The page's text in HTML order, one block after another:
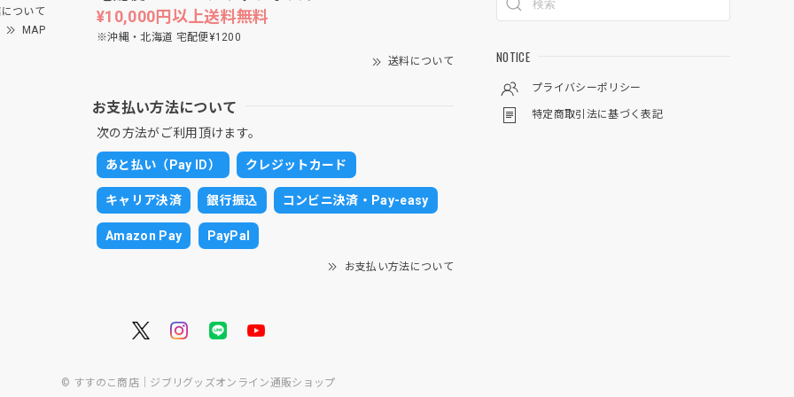
ついて
MAP
¥10,000円以上送料無料
※沖縄・北海道 宅配便¥1200
送料について
お支払い方法について
次の方法がご利用頂けます。
あと払い（Pay ID） クレジットカード
キャリア決済 銀行振込 コンビニ決済・Pay-easy
Amazon Pay PayPal
お支払い方法について
NOTICE
プライバシーポリシー
特定商取引法に基づく表記
© すすのこ商店｜ジブリグッズオンライン通販ショップ